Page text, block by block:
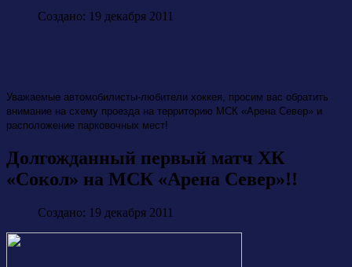
Создано: 19 декабря 2011
Уважаемые автомобилисты-любители хоккея, просим вас обратить
внимание на схему проезда на территорию МСК «Арена Север» и
расположение парковочных мест!
Долгожданный первый матч ХК
«Сокол» на МСК «Арена Север»!!
Создано: 19 декабря 2011